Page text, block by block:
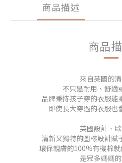
商品描述
商品
來自英國的
不只是耐用、舒適
品牌秉持孩子穿的衣服能
即使長大穿過的衣服也
英國設計、
清新又獨特的圖樣設計賦
環保親膚的100%有機棉
是眾多媽媽